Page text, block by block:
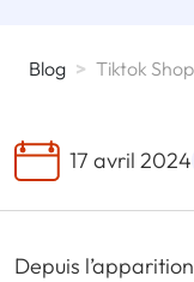
Blog > Tiktok Shop
17 avril 2024
Depuis